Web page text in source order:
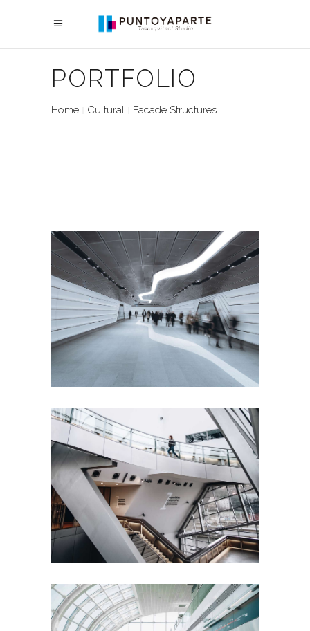
PORTFOLIO
Home Cultural Facade Structures